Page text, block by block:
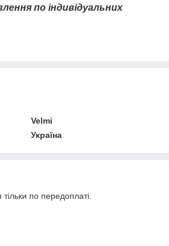
по індивідуальних
Velmi
Україна
по передоплаті.